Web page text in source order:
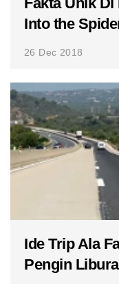
Into the
26 Dec 2018
Ide Trip Ala
Pengin